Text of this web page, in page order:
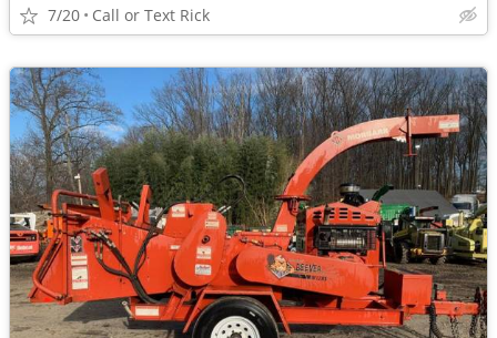
7/20 Call or Text Rick